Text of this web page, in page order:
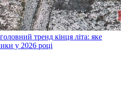
тренд кінця літа: яке
у 2026 році